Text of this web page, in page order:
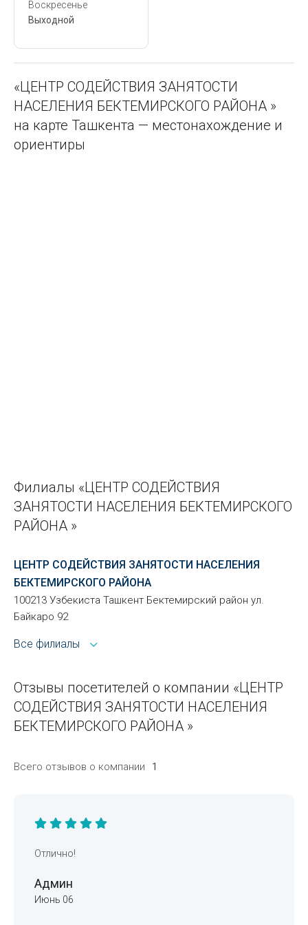
Воскресенье
Выходной
«ЦЕНТР СОДЕЙСТВИЯ ЗАНЯТОСТИ
НАСЕЛЕНИЯ БЕКТЕМИРСКОГО РАЙОНА »
на карте Ташкента — местонахождение и
ориентиры
Филиалы «ЦЕНТР СОДЕЙСТВИЯ
ЗАНЯТОСТИ НАСЕЛЕНИЯ БЕКТЕМИРСКОГО
РАЙОНА »
ЦЕНТР СОДЕЙСТВИЯ ЗАНЯТОСТИ НАСЕЛЕНИЯ
БЕКТЕМИРСКОГО РАЙОНА
100213 Узбекиста Ташкент Бектемирский район ул.
Байкаро 92
Все филиалы
Отзывы посетителей о компании «ЦЕНТР
СОДЕЙСТВИЯ ЗАНЯТОСТИ НАСЕЛЕНИЯ
БЕКТЕМИРСКОГО РАЙОНА »
Всего отзывов о компании 1
Отлично!
Админ
Июнь 06